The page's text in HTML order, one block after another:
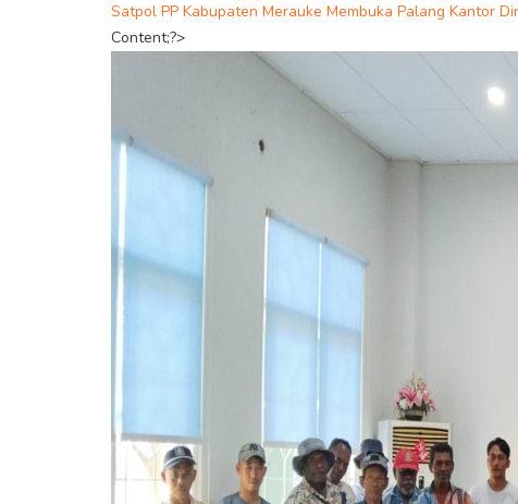
Satpol PP Kabupaten Merauke Membuka Palang Kantor
Content;?>